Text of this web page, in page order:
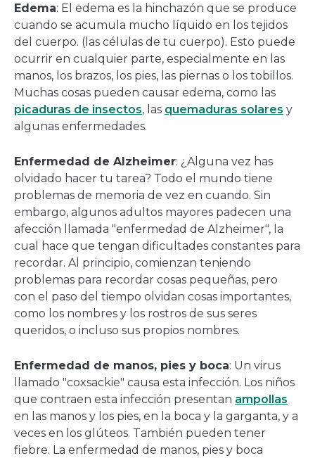
Edema: El edema es la hinchazón que se produce
cuando se acumula mucho líquido en los tejidos
del cuerpo. (las células de tu cuerpo). Esto puede
ocurrir en cualquier parte, especialmente en las
manos, los brazos, los pies, las piernas o los tobillos.
Muchas cosas pueden causar edema, como las
picaduras de insectos, las quemaduras solares y
algunas enfermedades.
Enfermedad de Alzheimer: ¿Alguna vez has
olvidado hacer tu tarea? Todo el mundo tiene
problemas de memoria de vez en cuando. Sin
embargo, algunos adultos mayores padecen una
afección llamada "enfermedad de Alzheimer", la
cual hace que tengan dificultades constantes para
recordar. Al principio, comienzan teniendo
problemas para recordar cosas pequeñas, pero
con el paso del tiempo olvidan cosas importantes,
como los nombres y los rostros de sus seres
queridos, o incluso sus propios nombres.
Enfermedad de manos, pies y boca: Un virus
llamado "coxsackie" causa esta infección. Los niños
que contraen esta infección presentan ampollas
en las manos y los pies, en la boca y la garganta, y a
veces en los glúteos. También pueden tener
fiebre. La enfermedad de manos, pies y boca